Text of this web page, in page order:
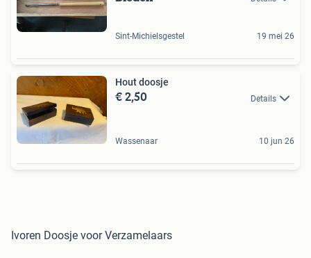
Sint-Michielsgestel 19 mei 26
Hout doosje
€ 2,50 Details
Wassenaar 10 jun 26
Ivoren Doosje voor Verzamelaars